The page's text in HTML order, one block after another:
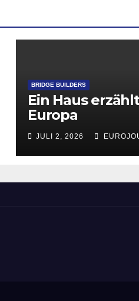
BRIDGE BUILDERS
Ein Haus erzählt
Europa
JULI 2, 2026